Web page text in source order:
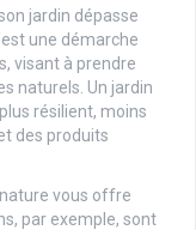
jardin dépasse
une démarche
visant à prendre
naturels. Un jardin
résilient, moins
des produits
vous offre
par exemple, sont